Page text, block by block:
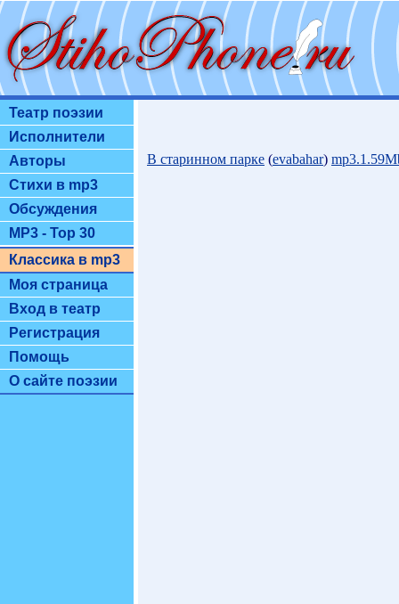
Театр поэзии
Исполнители
Авторы
Стихи в mp3
Обсуждения
MP3 - Top 30
Классика в mp3
Моя страница
Вход в театр
Регистрация
Помощь
О сайте поэзии
В старинном парке (evabahar)